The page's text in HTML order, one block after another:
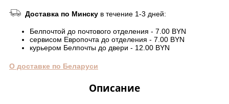
Доставка по Минску в течение 1-3 дней:
Белпочтой до почтового отделения - 7.00 BYN
сервисом Европочта до отделения - 7.00 BYN
курьером Белпочты до двери - 12.00 BYN
О доставке по Беларуси
Описание